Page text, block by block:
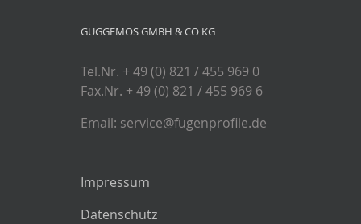
GUGGEMOS GMBH & CO KG
Tel.Nr. + 49 (0) 821 / 455 969 0
Fax.Nr. + 49 (0) 821 / 455 969 6
Email: service@fugenprofile.de
Impressum
Datenschutz